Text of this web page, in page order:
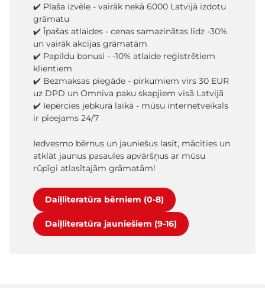
✔️ Plaša izvēle - vairāk nekā 6000 Latvijā izdotu
grāmatu
✔️ Īpašas atlaides - cenas samazinātas līdz -30%
un vairāk akcijas grāmatām
✔️ Papildu bonusi - -10% atlaide reģistrētiem
klientiem
✔️ Bezmaksas piegāde - pirkumiem virs 30 EUR
uz DPD un Omniva paku skapjiem visā Latvijā
✔️ Iepērcies jebkurā laikā - mūsu internetveikals
ir pieejams 24/7
Iedvesmo bērnus un jauniešus lasīt, mācīties un
atklāt jaunus pasaules apvāršņus ar mūsu
rūpīgi atlasītajām grāmatām!
Daiļliteratūra bērniem (0-8)
Daiļliteratūra jauniešiem (9-16)